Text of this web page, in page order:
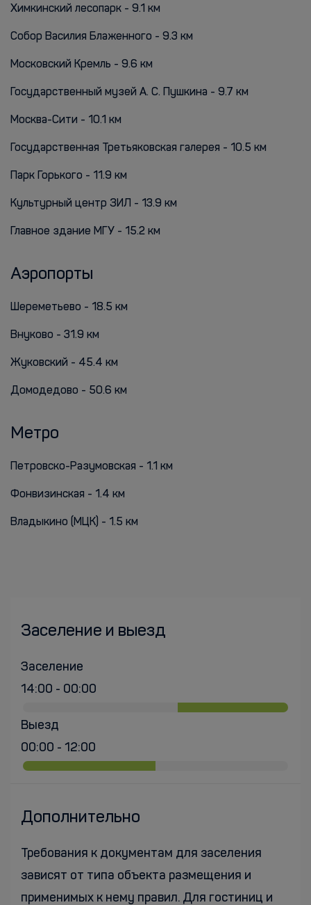
Химкинский лесопарк - 9.1 км
Собор Василия Блаженного - 9.3 км
Московский Кремль - 9.6 км
Государственный музей А. С. Пушкина - 9.7 км
Москва-Сити - 10.1 км
Государственная Третьяковская галерея - 10.5 км
Парк Горького - 11.9 км
Культурный центр ЗИЛ - 13.9 км
Главное здание МГУ - 15.2 км
Аэропорты
Шереметьево - 18.5 км
Внуково - 31.9 км
Жуковский - 45.4 км
Домодедово - 50.6 км
Метро
Петровско-Разумовская - 1.1 км
Фонвизинская - 1.4 км
Владыкино (МЦК) - 1.5 км
Заселение и выезд
Заселение
14:00 - 00:00
Выезд
00:00 - 12:00
Дополнительно
Требования к документам для заселения
зависят от типа объекта размещения и
применимых к нему правил. Для гостиниц и